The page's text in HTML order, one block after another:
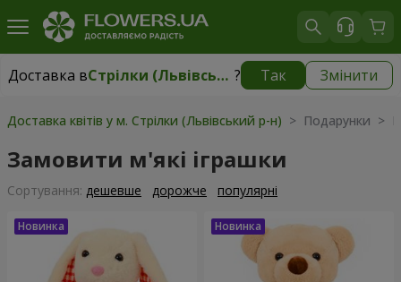
Доставка в Стрілки (Львівський р-н) ? Так Змінити
Доставка вСтрілки (Львівський р-н)|безкоштовно
Доставка квітів у м. Стрілки (Львівський р-н) > Подарунки >
Замовити м'які іграшки
Сортування: дешевше дорожче популярні